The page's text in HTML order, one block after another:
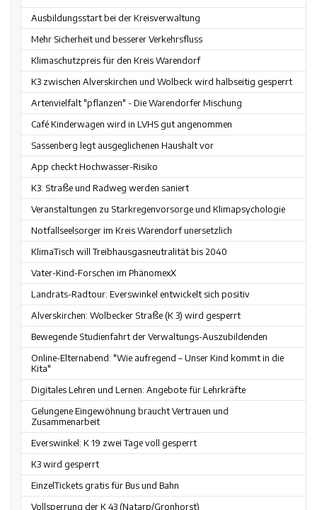
Ausbildungsstart bei der Kreisverwaltung
Mehr Sicherheit und besserer Verkehrsfluss
Klimaschutzpreis für den Kreis Warendorf
K3 zwischen Alverskirchen und Wolbeck wird halbseitig gesperrt
Artenvielfalt "pflanzen" - Die Warendorfer Mischung
Café Kinderwagen wird in LVHS gut angenommen
Sassenberg legt ausgeglichenen Haushalt vor
App checkt Hochwasser-Risiko
K3: Straße und Radweg werden saniert
Veranstaltungen zu Starkregenvorsorge und Klimapsychologie
Notfallseelsorger im Kreis Warendorf unersetzlich
KlimaTisch will Treibhausgasneutralität bis 2040
Vater-Kind-Forschen im PhänomexX
Landrats-Radtour: Everswinkel entwickelt sich positiv
Alverskirchen: Wolbecker Straße (K 3) wird gesperrt
Bewegende Studienfahrt der Verwaltungs-Auszubildenden
Online-Elternabend: "Wie aufregend – Unser Kind kommt in die
Kita"
Digitales Lehren und Lernen: Angebote für Lehrkräfte
Gelungene Eingewöhnung braucht Vertrauen und
Zusammenarbeit
Everswinkel: K 19 zwei Tage voll gesperrt
K3 wird gesperrt
EinzelTickets gratis für Bus und Bahn
Vollsperrung der K 43 (Natarp/Gronhorst)